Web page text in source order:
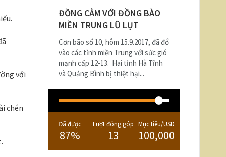
với
chén
ĐỒNG CẢM VỚI ĐỒNG BÀO
MIỀN TRUNG LŨ LỤT
Cơn bão số 10, hôm 15.9.2017, đã đổ
vào các tỉnh miền Trung với sức gió
mạnh cấp 12-13. Hai tỉnh Hà Tĩnh
và Quảng Bình bị thiệt hại...
Đã được
87%
Lượt đóng góp
13
Mục tiêu/USD
100,000